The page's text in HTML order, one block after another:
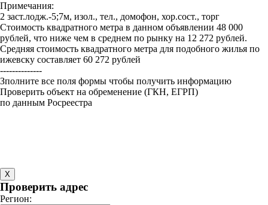
Примечания:
2 заст.лодж.-5;7м, изол., тел., домофон, хор.сост., торг
Стоимость квадратного метра в данном объявлении 48 000
рублей, что ниже чем в среднем по рынку на 12 272 рублей.
Средняя стоимость квадратного метра для подобного жилья по
ижевску составляет 60 272 рублей
--------------
Зполните все поля формы чтобы получить информацию
Проверить объект на обременение (ГКН, ЕГРП)
по данным Росреестра
X
Проверить адрес
Регион: